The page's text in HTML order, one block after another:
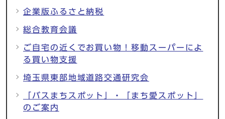
企業版ふるさと納税
総合教育会議
ご自宅の近くでお買い物！移動スーパーによ
る買い物支援
埼玉県東部地域道路交通研究会
「バスまちスポット」・「まち愛スポット」
のご案内